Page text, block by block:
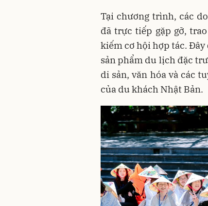
Tại chương trình, các
đã trực tiếp gặp gỡ,
kiếm cơ hội hợp tác. Đây
sản phẩm du lịch đặc
di sản, văn hóa và các
của du khách Nhật Bản.